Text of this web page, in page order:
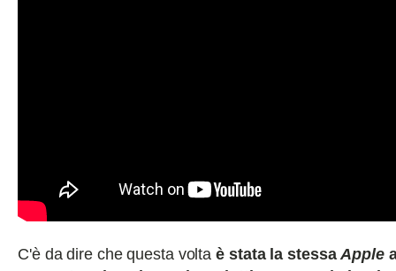
C'è da dire che questa voltaè stata la stessaApple